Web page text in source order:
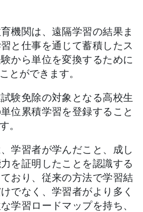
機関は、遠隔学習の結果ま
と仕事を通じて蓄積したス
から単位を変換するために
とができます。
験免除の対象となる高校生
位累積学習を登録すること
。
学習者が学んだこと、成し
を証明したことを認識する
おり、従来の方法で学習結
でなく、学習者がより多く
学習ロードマップを持ち、